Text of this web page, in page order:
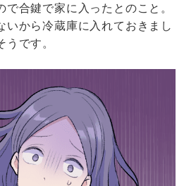
合鍵で家に入ったとのこと。
いから冷蔵庫に入れておきまし
です。